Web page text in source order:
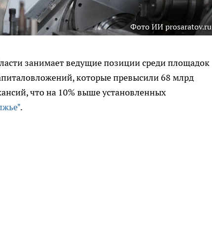
Фото ИИ prosaratov.ru
занимает ведущие позиции среди площадок
которые превысили 68 млрд
что на 10% выше установленных
.